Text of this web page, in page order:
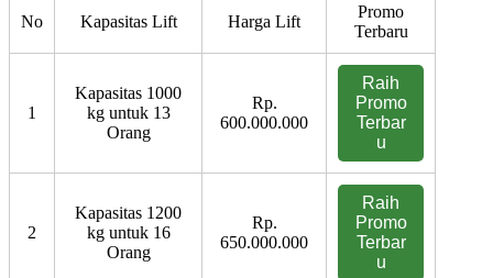
No Kapasitas Lift Harga Lift
Promo
Terbaru
1
Kapasitas 1000
kg untuk 13
Orang
Rp.
600.000.000
Raih
Promo
Terbar
u
2
Kapasitas 1200
kg untuk 16
Orang
Rp.
650.000.000
Raih
Promo
Terbar
u